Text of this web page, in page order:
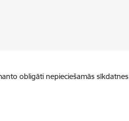
obligāti nepieciešamās